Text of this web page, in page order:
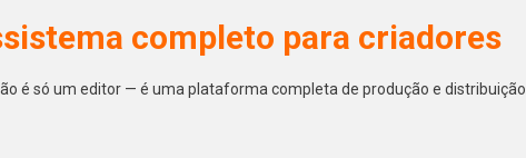
completo para criadores
é só um editor — é uma plataforma completa de produção e distribuição.